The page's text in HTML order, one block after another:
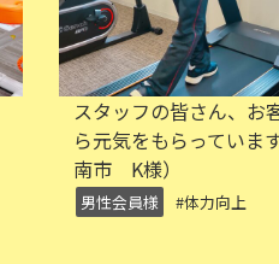
会社の健康診断の結果
りはじめ、特に体脂肪
の腹まわりを減らした
ていた。（碧南市 H